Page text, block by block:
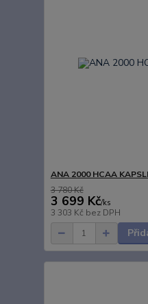
ANA 2000 HCAA
3 780 Kč
3 699 Kč/ks
3 303 Kč bez DPH